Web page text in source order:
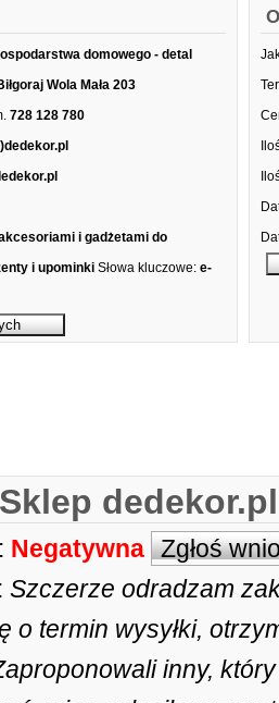
domowego - detal
Wola Mała 203
728 128 780
i gadżetami do
i upominki Słowa kluczowe: e-
dedekor.pl
Negatywna Zgłoś
Szczerze odradzam
o termin wysyłki,
inny, który